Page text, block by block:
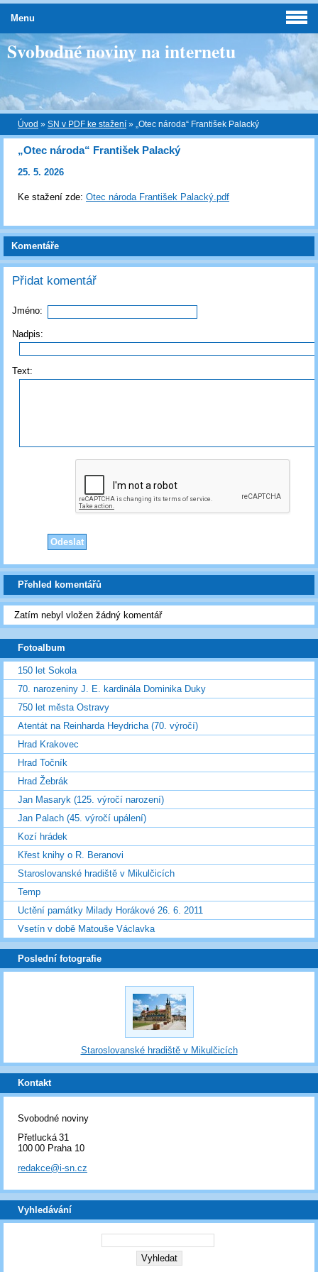
Svobodné noviny na internetu
Úvod » SN v PDF ke stažení » „Otec národa“ František Palacký
„Otec národa“ František Palacký
25. 5. 2026
Ke stažení zde: Otec národa František Palacký.pdf
Komentáře
Přidat komentář
Jméno:
Nadpis:
Text:
Přehled komentářů
Zatím nebyl vložen žádný komentář
Menu
Fotoalbum
150 let Sokola
70. narozeniny J. E. kardinála Dominika Duky
750 let města Ostravy
Atentát na Reinharda Heydricha (70. výročí)
Hrad Krakovec
Hrad Točník
Hrad Žebrák
Jan Masaryk (125. výročí narození)
Jan Palach (45. výročí upálení)
Kozí hrádek
Křest knihy o R. Beranovi
Staroslovanské hradiště v Mikulčicích
Temp
Uctění památky Milady Horákové 26. 6. 2011
Vsetín v době Matouše Václavka
Poslední fotografie
Staroslovanské hradiště v Mikulčicích
Kontakt
Svobodné noviny
Přetlucká 31
100 00 Praha 10
redakce@i-sn.cz
Vyhledávání